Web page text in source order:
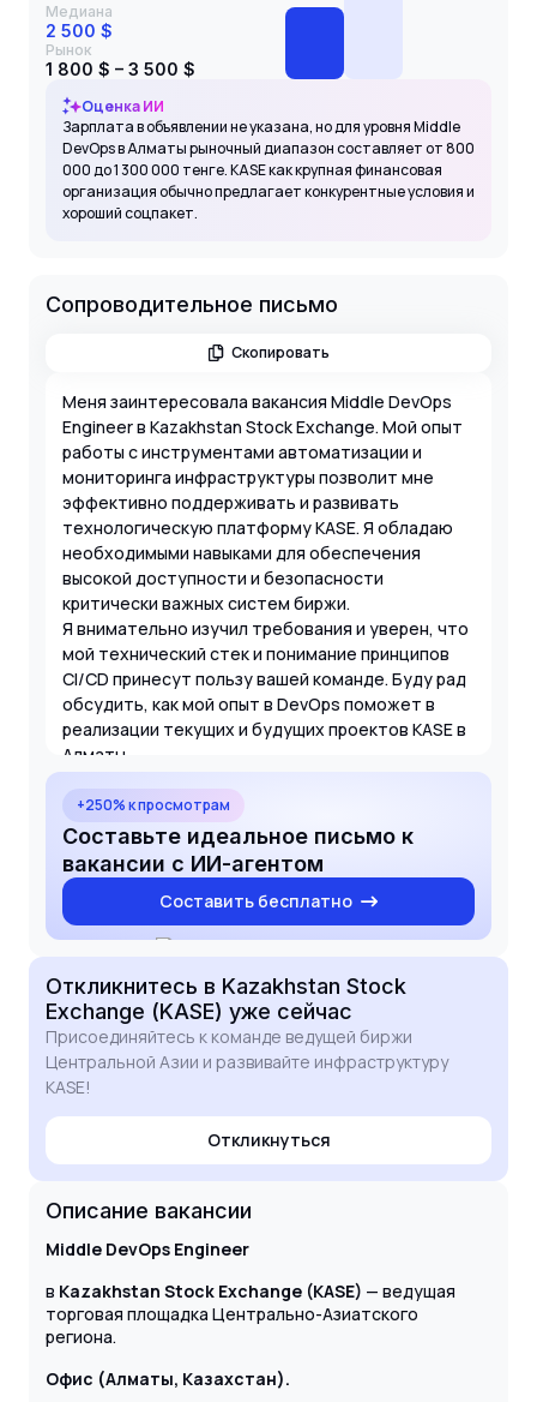
Медиана
2 500 $
Рынок
1 800 $ – 3 500 $
Оценка ИИ
Зарплата в объявлении не указана, но для уровня Middle
DevOps в Алматы рыночный диапазон составляет от 800
000 до 1 300 000 тенге. KASE как крупная финансовая
организация обычно предлагает конкурентные условия и
хороший соцпакет.
Сопроводительное письмо
Скопировать
Меня заинтересовала вакансия Middle DevOps
Engineer в Kazakhstan Stock Exchange. Мой опыт
работы с инструментами автоматизации и
мониторинга инфраструктуры позволит мне
эффективно поддерживать и развивать
технологическую платформу KASE. Я обладаю
необходимыми навыками для обеспечения
высокой доступности и безопасности
критически важных систем биржи.
Я внимательно изучил требования и уверен, что
мой технический стек и понимание принципов
CI/CD принесут пользу вашей команде. Буду рад
обсудить, как мой опыт в DevOps поможет в
реализации текущих и будущих проектов KASE в
Алматы.
+250% к просмотрам
Составьте идеальное письмо к
вакансии с ИИ-агентом
Составить бесплатно
Откликнитесь в Kazakhstan Stock
Exchange (KASE) уже сейчас
Присоединяйтесь к команде ведущей биржи
Центральной Азии и развивайте инфраструктуру
KASE!
Откликнуться
Описание вакансии
Middle DevOps Engineer
в Kazakhstan Stock Exchange (KASE) — ведущая
торговая площадка Центрально-Азиатского
региона.
Офис (Алматы, Казахстан).